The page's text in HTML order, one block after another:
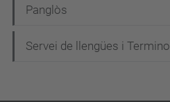
Panglòs
Servei de llengües i